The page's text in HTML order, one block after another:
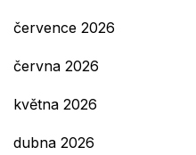
července 2026
června 2026
května 2026
dubna 2026